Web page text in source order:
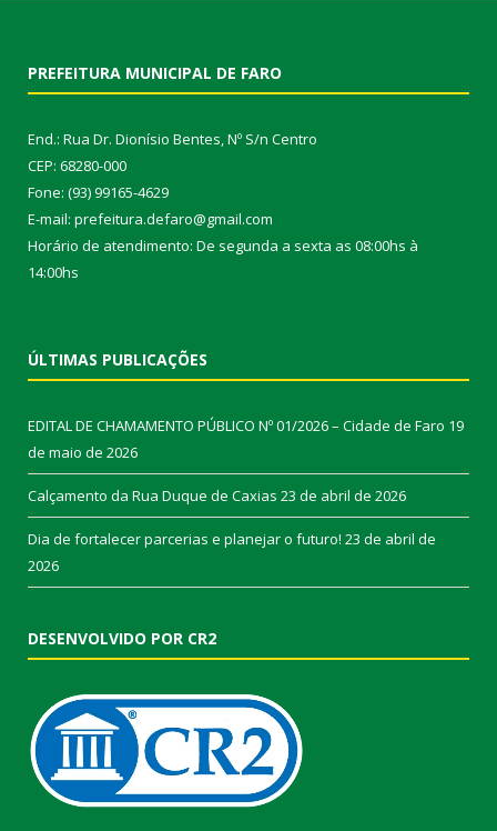
PREFEITURA MUNICIPAL DE FARO
End.: Rua Dr. Dionísio Bentes, Nº S/n Centro
CEP: 68280-000
Fone: (93) 99165-4629
E-mail: prefeitura.defaro@gmail.com
Horário de atendimento: De segunda a sexta as 08:00hs à
14:00hs
ÚLTIMAS PUBLICAÇÕES
EDITAL DE CHAMAMENTO PÚBLICO Nº 01/2026 – Cidade de Faro 19
de maio de 2026
Calçamento da Rua Duque de Caxias 23 de abril de 2026
Dia de fortalecer parcerias e planejar o futuro! 23 de abril de
2026
DESENVOLVIDO POR CR2